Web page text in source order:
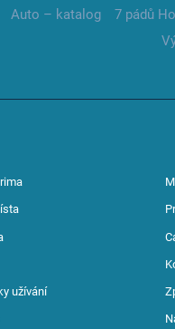
Auto – katalog
7 pádů
užívání